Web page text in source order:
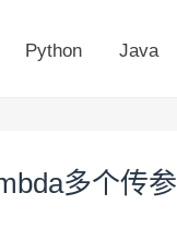
Python Java
多个传参